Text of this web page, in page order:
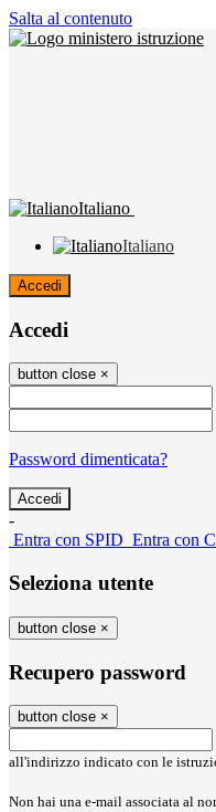
Salta al contenuto
Italiano
Italiano
Accedi
Accedi
button close ×
Password dimenticata?
-
Entra con SPID Entra con
Seleziona utente
button close ×
Recupero password
button close ×
all'indirizzo indicato con le
Non hai una e-mail associata al